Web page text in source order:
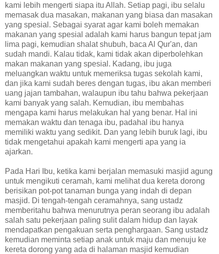
kami lebih mengerti siapa itu Allah. Setiap pagi, ibu selalu
memasak dua masakan, makanan yang biasa dan masakan
yang spesial. Sebagai syarat agar kami boleh memakan
makanan yang spesial adalah kami harus bangun tepat jam
lima pagi, kemudian shalat shubuh, baca Al Qur'an, dan
sudah mandi. Kalau tidak, kami tidak akan diperbolehkan
makan makanan yang spesial. Kadang, ibu juga
meluangkan waktu untuk memeriksa tugas sekolah kami,
dan jika kami sudah beres dengan tugas, ibu akan memberi
uang jajan tambahan, walaupun ibu tahu bahwa pekerjaan
kami banyak yang salah. Kemudian, ibu membahas
mengapa kami harus melakukan hal yang benar. Hal ini
memakan waktu dan tenaga ibu, padahal ibu hanya
memiliki waktu yang sedikit. Dan yang lebih buruk lagi, ibu
tidak mengetahui apakah kami mengerti apa yang ia
ajarkan.
Pada Hari Ibu, ketika kami berjalan memasuki masjid agung
untuk mengikuti ceramah, kami melihat dua kereta dorong
berisikan pot-pot tanaman bunga yang indah di depan
masjid. Di tengah-tengah ceramahnya, sang ustadz
memberitahu bahwa menurutnya peran seorang ibu adalah
salah satu pekerjaan paling sulit dalam hidup dan layak
mendapatkan pengakuan serta penghargaan. Sang ustadz
kemudian meminta setiap anak untuk maju dan menuju ke
kereta dorong yang ada di halaman masjid kemudian